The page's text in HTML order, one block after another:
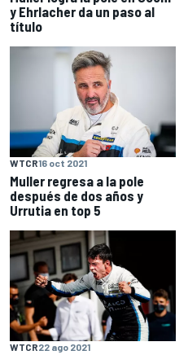
y Ehrlacher da un paso al
título
WTCR16 oct 2021
Muller regresa a la pole
después de dos años y
Urrutia en top 5
WTCR22 ago 2021